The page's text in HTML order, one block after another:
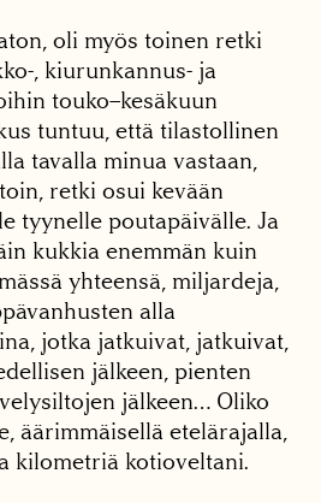
oli myös toinen retki
, kiurun­kannus- ja
touko–kesäkuun
tun­tuu, että tilastollinen
tavalla minua vastaan,
retki osui ke­vään
tyynelle poutapäivälle. Ja
kuk­kia enemmän kuin
yhteen­sä, miljardeja,
alla
jot­ka jatkuivat, jatkuivat,
jäl­keen, pienten
jälkeen… Oliko
äärimmäisellä etelärajalla,
kilo­metriä kotioveltani.